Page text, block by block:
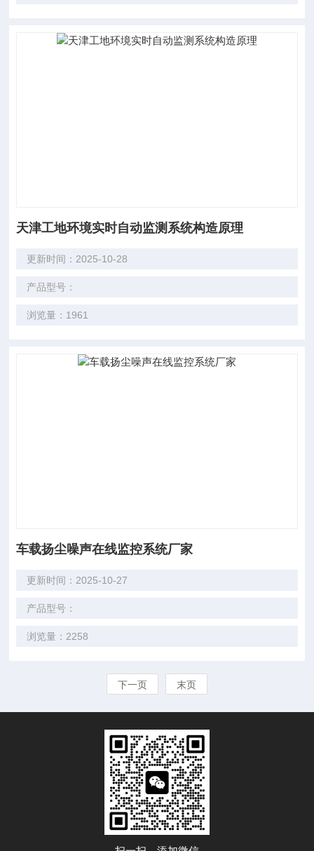
天津工地环境实时自动监测系统构造原理
更新时间：2025-10-28
产品型号：
浏览量：1961
车载扬尘噪声在线监控系统厂家
更新时间：2025-10-27
产品型号：
浏览量：2258
下一页 末页